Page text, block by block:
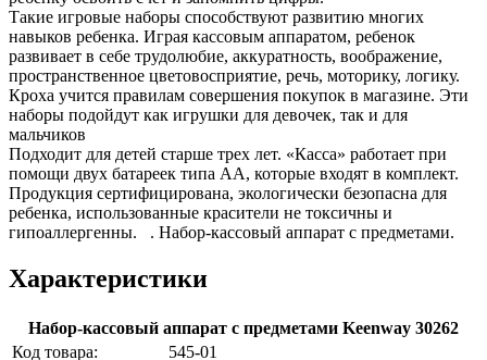
Такие игровые наборы способствуют развитию многих
навыков ребенка. Играя кассовым аппаратом, ребенок
развивает в себе трудолюбие, аккуратность, воображение,
пространственное цветовосприятие, речь, моторику, логику.
Кроха учится правилам совершения покупок в магазине. Эти
наборы подойдут как игрушки для девочек, так и для
мальчиков
Подходит для детей старше трех лет. «Касса» работает при
помощи двух батареек типа AA, которые входят в комплект.
Продукция сертифицирована, экологически безопасна для
ребенка, использованные красители не токсичны и
гипоаллергенны. . Набор-кассовый аппарат с предметами.
Характеристики
Набор-кассовый аппарат с предметами Keenway 30262
Код товара:
545-01